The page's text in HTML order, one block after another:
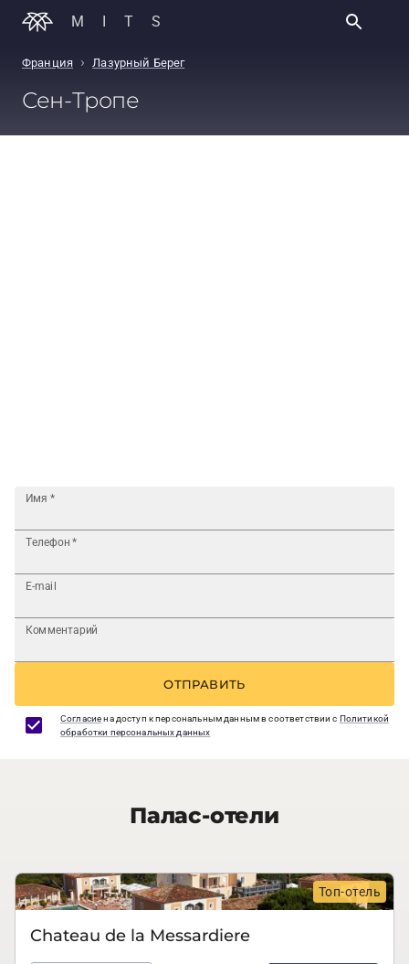
MITS
Франция › Лазурный Берег
Сен-Тропе
Имя *
Телефон *
E-mail
Комментарий
ОТПРАВИТЬ
Согласиена доступ к персональным данным в соответствии с Политикой
обработки персональных данных
Палас-отели
Топ-отель
Chateau de la Messardiere